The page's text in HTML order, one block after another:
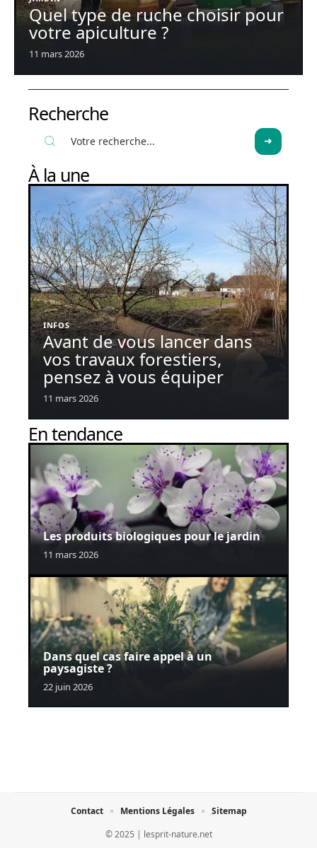
Quel type de ruche choisir pour
votre apiculture ?
11 mars 2026
Recherche
À la une
INFOS
Avant de vous lancer dans
vos travaux forestiers,
pensez à vous équiper
11 mars 2026
En tendance
Les produits biologiques pour le jardin
11 mars 2026
Dans quel cas faire appel à un
paysagiste ?
22 juin 2026
© 2025 | lesprit-nature.net
Contact Mentions Légales Sitemap